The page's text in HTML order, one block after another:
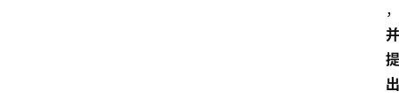
，
并
提
出